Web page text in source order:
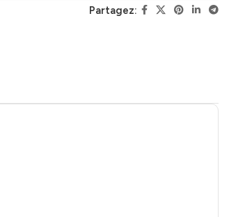
Partagez: